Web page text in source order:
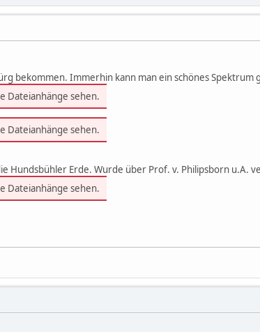
bekommen. Immerhin kann man ein schönes Spektrum
Dateianhänge sehen.
Dateianhänge sehen.
Hundsbühler Erde. Wurde über Prof. v. Philipsborn u.A.
Dateianhänge sehen.